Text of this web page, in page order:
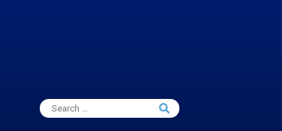
Search
for:
Search